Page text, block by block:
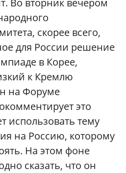
Во вторник вечером
скорее всего,
для России решение
в Корее,
к Кремлю
на Форуме
это
использовать тему
на Россию, которому
На этом фоне
сказать, что он